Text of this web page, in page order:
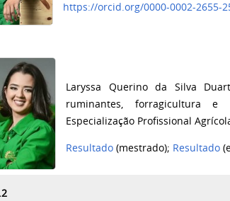
https://orcid.org/0000-0002-2655-
Laryssa Querino da Silva
ruminantes, forragicultura e
Especialização Profissional
Resultado (mestrado); Resultado